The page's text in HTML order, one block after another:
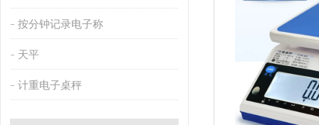
按分钟记录电子称
天平
计重电子桌秤